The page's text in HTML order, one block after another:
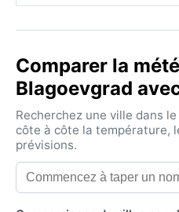
Comparer la
Blagoevgrad
Recherchez une ville dans
côte à côte la température,
prévisions.